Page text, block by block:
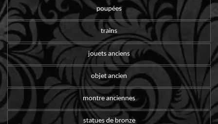
poupées
trains
jouets anciens
objet ancien
montre anciennes
statues de bronze